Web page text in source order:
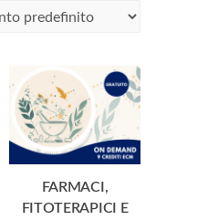
FARMACI,
FITOTERAPICI E